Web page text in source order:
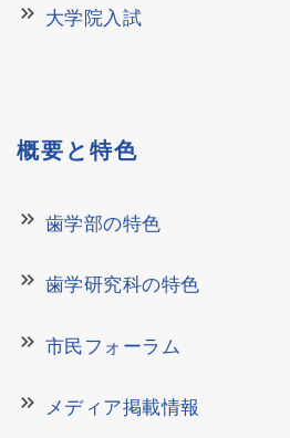
keyboard_double_arrow_right 大学院入試
概要と特色
keyboard_double_arrow_right 歯学部の特色
keyboard_double_arrow_right 歯学研究科の特色
keyboard_double_arrow_right 市民フォーラム
keyboard_double_arrow_right メディア掲載情報